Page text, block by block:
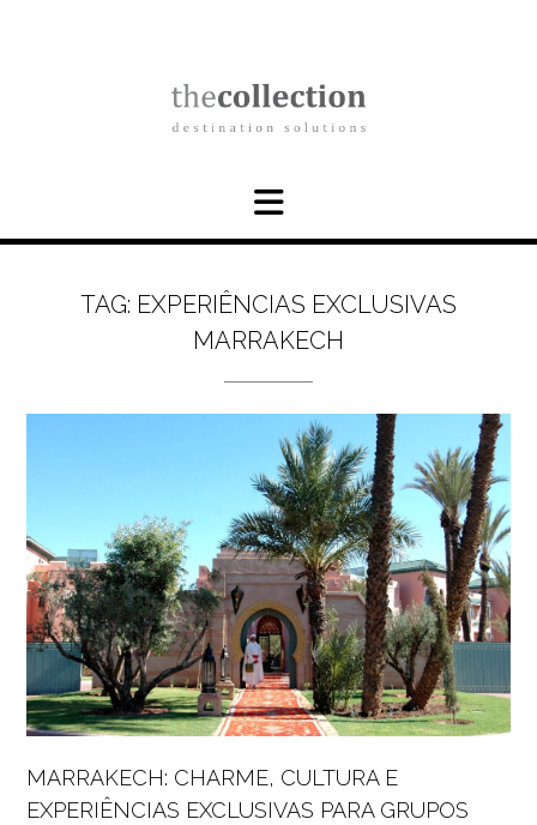
TAG: EXPERIÊNCIAS EXCLUSIVAS
MARRAKECH
MARRAKECH: CHARME, CULTURA E
EXPERIÊNCIAS EXCLUSIVAS PARA GRUPOS